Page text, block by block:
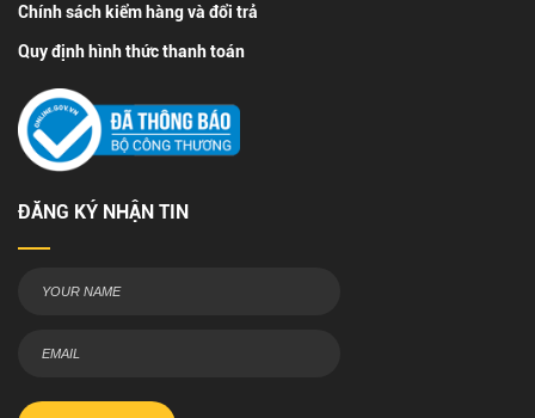
Chính sách kiểm hàng và đổi trả
Quy định hình thức thanh toán
ĐĂNG KÝ NHẬN TIN